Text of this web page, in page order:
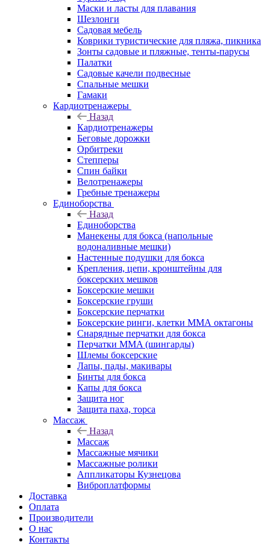
Маски и ласты для плавания
Шезлонги
Садовая мебель
Коврики туристические для пляжа, пикника
Зонты садовые и пляжные, тенты-парусы
Палатки
Садовые качели подвесные
Спальные мешки
Гамаки
Кардиотренажеры
Назад
Кардиотренажеры
Беговые дорожки
Орбитреки
Степперы
Спин байки
Велотренажеры
Гребные тренажеры
Единоборства
Назад
Единоборства
Манекены для бокса (напольные
водоналивные мешки)
Настенные подушки для бокса
Крепления, цепи, кронштейны для
боксерских мешков
Боксерские мешки
Боксерские груши
Боксерские перчатки
Боксерские ринги, клетки ММА октагоны
Снарядные перчатки для бокса
Перчатки MMA (шингарды)
Шлемы боксерские
Лапы, пады, макивары
Бинты для бокса
Капы для бокса
Защита ног
Защита паха, торса
Массаж
Назад
Массаж
Массажные мячики
Массажные ролики
Аппликаторы Кузнецова
Виброплатформы
Доставка
Оплата
Производители
О нас
Контакты